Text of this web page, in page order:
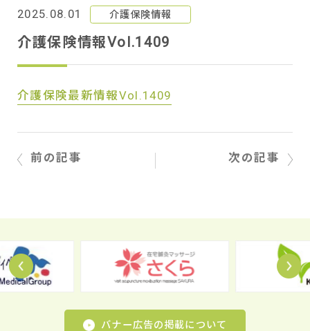
2025.08.01 介護保険情報
介護保険情報Vol.1409
介護保険最新情報Vol.1409
前の記事 次の記事
Prev
バナー広告の掲載について